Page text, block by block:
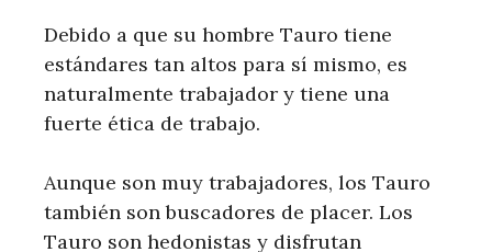
Debido a que su hombre Tauro tiene
estándares tan altos para sí mismo, es
naturalmente trabajador y tiene una
fuerte ética de trabajo.
Aunque son muy trabajadores, los Tauro
también son buscadores de placer. Los
Tauro son hedonistas y disfrutan